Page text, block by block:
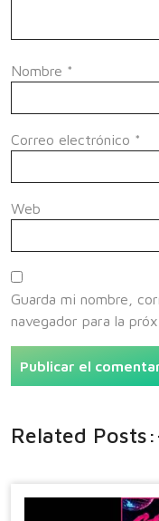
Nombre *
Correo electrónico *
Web
Guarda mi nombre,
navegador para la
Related